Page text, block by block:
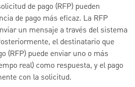
de pago (RFP) pueden
de pago más eficaz. La RFP
un mensaje a través del sistema
el destinatario que
(RFP) puede enviar uno o más
real) como respuesta, y el pago
con la solicitud.